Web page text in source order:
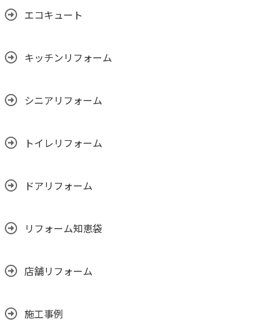
エコキュート
キッチンリフォーム
シニアリフォーム
トイレリフォーム
ドアリフォーム
リフォーム知恵袋
店舗リフォーム
施工事例